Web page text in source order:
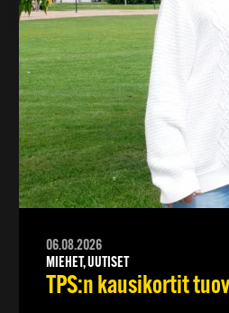
06.08.2026
MIEHET, UUTISET
TPS:n kausikortit